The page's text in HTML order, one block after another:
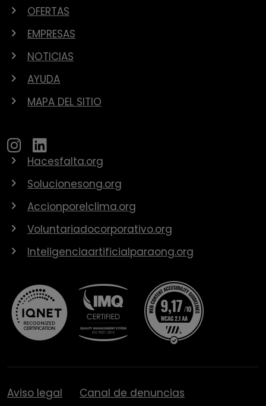
OFERTAS
EMPRESAS
NOTICIAS
AYUDA
MAPA DEL SITIO
Hacesfalta.org
Solucionesong.org
Accionporelclima.org
Voluntariadocorporativo.org
Inteligenciaartificialparaong.org
Aviso legal Canal de denuncias